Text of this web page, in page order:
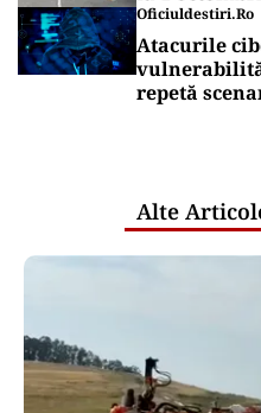
Oficiuldestiri.ro
Atacurile
repetă
Alte